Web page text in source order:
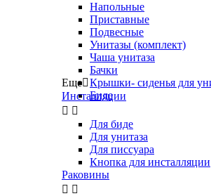
Напольные
Приставные
Подвесные
Унитазы (комплект)
Чаша унитаза
Бачки
Крышки- сиденья для
Биде
Еще
Инсталляции
 
Для биде
Для унитаза
Для писсуара
Кнопка для инсталляции
Раковины
 